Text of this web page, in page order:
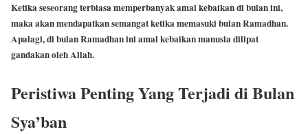
Ketika seseorang terbiasa memperbanyak amal kebaikan di bulan ini,
maka akan mendapatkan semangat ketika memasuki bulan Ramadhan.
Apalagi, di bulan Ramadhan ini amal kebaikan manusia dilipat
gandakan oleh Allah.
Peristiwa Penting Yang Terjadi di Bulan
Sya’ban